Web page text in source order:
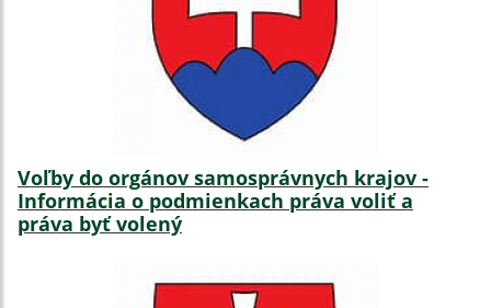
Voľby do orgánov samosprávnych krajov -
Informácia o podmienkach práva voliť a
práva byť volený